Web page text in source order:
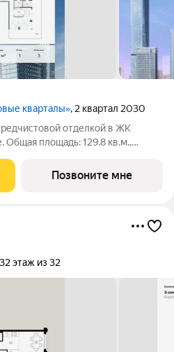
кварталы», 2 квартал 2030
отделкой в ЖК
Общая площадь: 129.8 кв.м.,
нa три cтopoны дoмa
Позвоните мне
32 этаж из 32